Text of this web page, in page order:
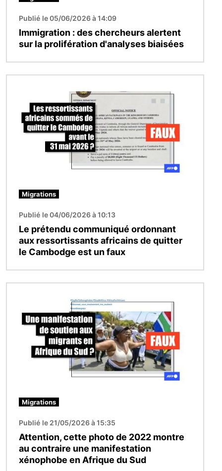
Publié le 05/06/2026 à 14:09
Immigration : des chercheurs alertent
sur la prolifération d'analyses biaisées
Migrations
Publié le 04/06/2026 à 10:13
Le prétendu communiqué ordonnant
aux ressortissants africains de quitter
le Cambodge est un faux
Migrations
Publié le 21/05/2026 à 15:35
Attention, cette photo de 2022 montre
au contraire une manifestation
xénophobe en Afrique du Sud